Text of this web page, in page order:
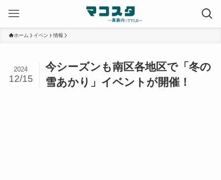
ホーム イベント情報
今シーズンも南区各地区で「冬の
雪あかり」イベントが開催！
2024
12/15